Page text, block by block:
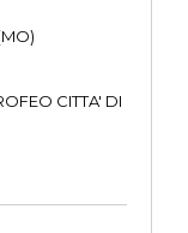
CITTA' DI